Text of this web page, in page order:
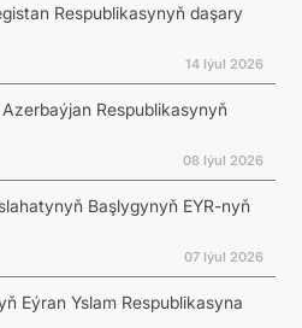
Respublikasynyň daşary
14 Iýul 2026
Respublikasynyň
08 Iýul 2026
Başlygynyň EYR-nyň
07 Iýul 2026
Eýran Yslam Respublikasyna